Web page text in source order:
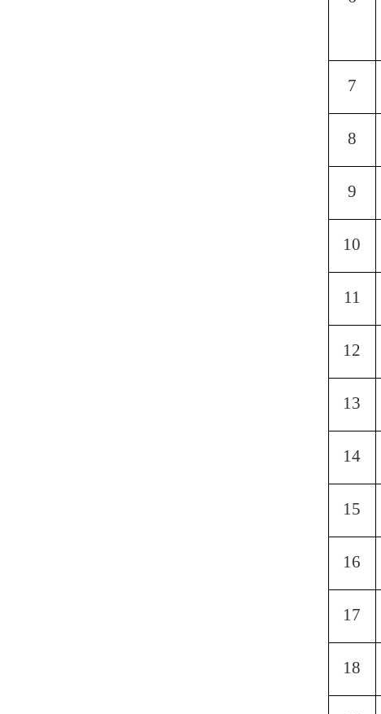
7
8
9
10
11
12
13
14
15
16
17
18